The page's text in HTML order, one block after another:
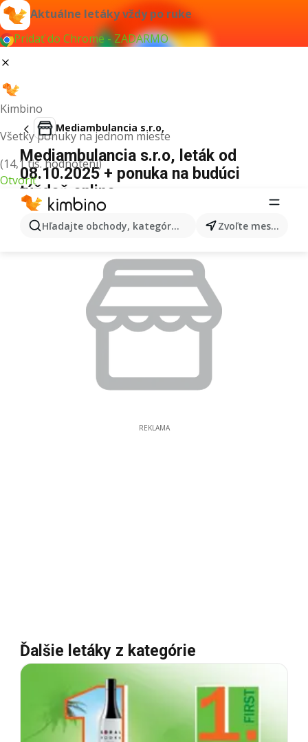
Aktuálne letáky vždy po ruke
Pridať do Chrome - ZADARMO
Kimbino
Všetky ponuky na jednom mieste
(14,1 tis. hodnotení)
Otvoriť
Hľadajte obchody, kategórie, produkty... Zvoľte mesto
Mediambulancia s.r.o,
Mediambulancia s.r.o, leták od
08.10.2025 + ponuka na budúci
týždeň online
REKLAMA
Ďalšie letáky z kategórie